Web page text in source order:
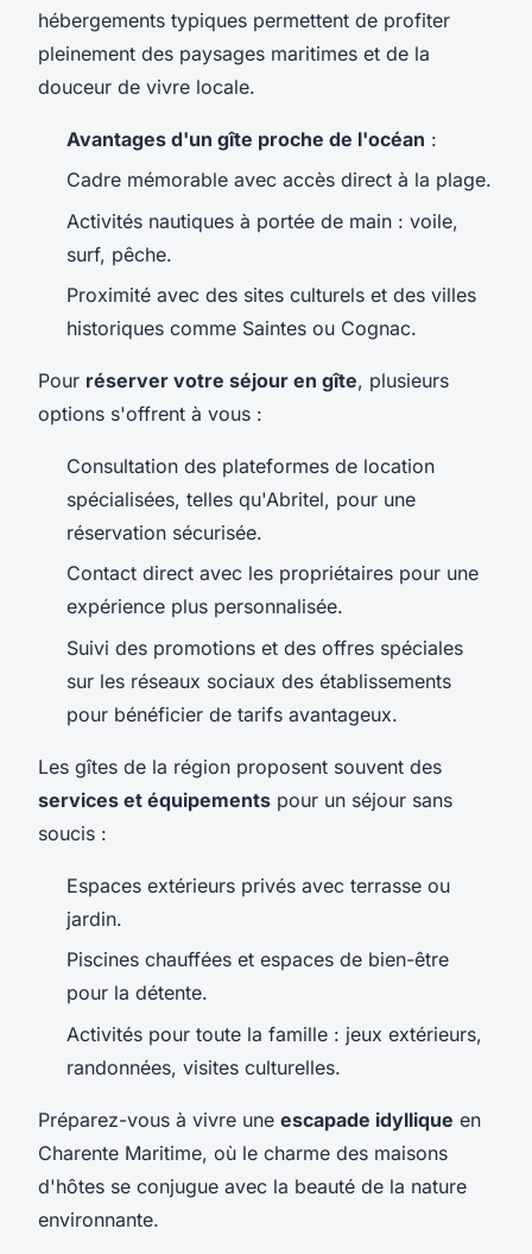
hébergements typiques permettent de profiter
pleinement des paysages maritimes et de la
douceur de vivre locale.
Avantages d'un gîte proche de l'océan :
Cadre mémorable avec accès direct à la plage.
Activités nautiques à portée de main : voile,
surf, pêche.
Proximité avec des sites culturels et des villes
historiques comme Saintes ou Cognac.
Pour réserver votre séjour en gîte, plusieurs
options s'offrent à vous :
Consultation des plateformes de location
spécialisées, telles qu'Abritel, pour une
réservation sécurisée.
Contact direct avec les propriétaires pour une
expérience plus personnalisée.
Suivi des promotions et des offres spéciales
sur les réseaux sociaux des établissements
pour bénéficier de tarifs avantageux.
Les gîtes de la région proposent souvent des
services et équipements pour un séjour sans
soucis :
Espaces extérieurs privés avec terrasse ou
jardin.
Piscines chauffées et espaces de bien-être
pour la détente.
Activités pour toute la famille : jeux extérieurs,
randonnées, visites culturelles.
Préparez-vous à vivre une escapade idyllique en
Charente Maritime, où le charme des maisons
d'hôtes se conjugue avec la beauté de la nature
environnante.